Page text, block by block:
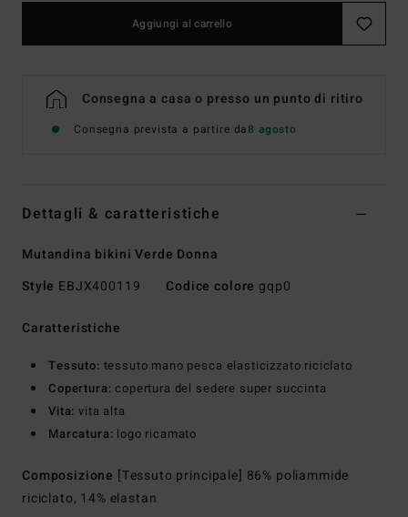
Aggiungi al carrello
Consegna a casa o presso un punto di ritiro
Consegna prevista a partire da8 agosto
Dettagli & caratteristiche
Mutandina bikini Verde Donna
Style EBJX400119 Codice colore gqp0
Caratteristiche
Tessuto: tessuto mano pesca elasticizzato riciclato
Copertura: copertura del sedere super succinta
Vita: vita alta
Marcatura: logo ricamato
Composizione [Tessuto principale] 86% poliammide
riciclato, 14% elastan